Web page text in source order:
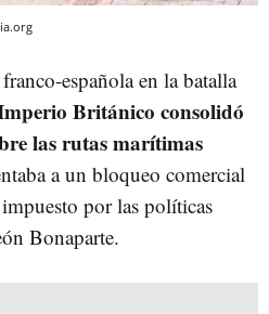
española en la batalla
Británico consolidó
las rutas marítimas
a un bloqueo comercial
por las políticas
Bonaparte.